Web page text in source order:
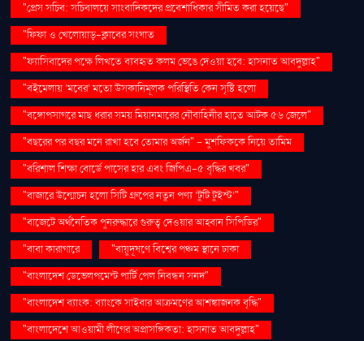
"প্রেস সচিব: সচিবালয়ে সাংবাদিকদের প্রবেশাধিকার সীমিত করা হয়েছে"
"ফিফা ও খেলোয়াড়-ক্লাবের সংঘাত
"ফ্যাসিবাদের পক্ষে লিখতে ব্যবহৃত কলম ভেঙে দেওয়া হবে: হাসনাত আবদুল্লাহ"
"বইমেলায় ‘মবের’ মতো উসকানিমূলক পরিস্থিতি কেন সৃষ্টি হলো
"বঙ্গোপসাগরে মাছ ধরার সময় মিয়ানমারের নৌবাহিনীর হাতে আটক ৫৬ জেলে"
"বছরের পর বছর মনে রাখা হবে তোমার অর্জন" – মুশফিককে নিয়ে তামিম
"বরিশাল শিক্ষা বোর্ডে পাসের হার এবং জিপিএ-৫ বৃদ্ধির খবর"
"বাজারে উন্মোচন হলো সিটি গ্রুপের নতুন পণ্য ‘টুটি টুইস্ট’"
"বাজেটে অর্থনৈতিক পুনরুদ্ধারে গুরুত্ব দেওয়ার আহ্বান সিপিডির"
"বাবা কারাগারে
"বায়ুদূষণে বিশ্বের পঞ্চম স্থানে ঢাকা
"বাংলাদেশ ডেভেলপমেন্ট পার্টি পেল নিবন্ধন সনদ"
"বাংলাদেশ ব্যাংক: ব্যাংকে সাইবার আক্রমণের আশঙ্কাজনক বৃদ্ধি"
"বাংলাদেশে আওয়ামী লীগের অপ্রাসঙ্গিকতা: হাসনাত আবদুল্লাহ"